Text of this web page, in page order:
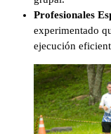
Profesionales
experimentado
ejecución